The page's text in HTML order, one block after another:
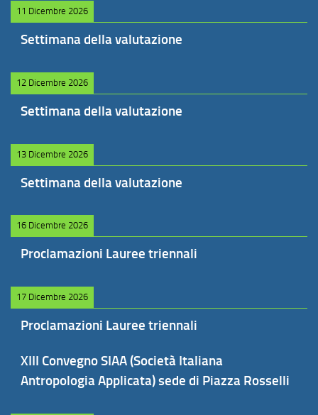
11 Dicembre 2026
Settimana della valutazione
12 Dicembre 2026
Settimana della valutazione
13 Dicembre 2026
Settimana della valutazione
16 Dicembre 2026
Proclamazioni Lauree triennali
17 Dicembre 2026
Proclamazioni Lauree triennali
XIII Convegno SIAA (Società Italiana
Antropologia Applicata) sede di Piazza Rosselli